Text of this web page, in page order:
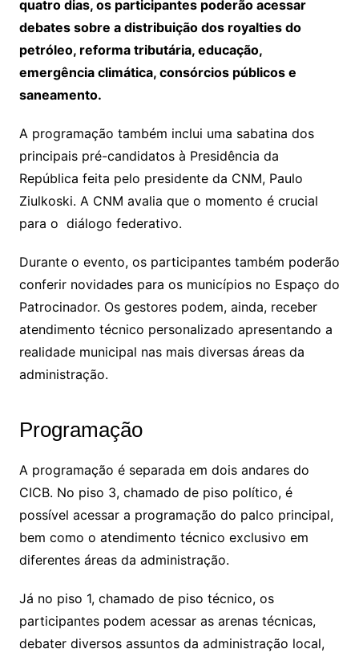
quatro dias, os participantes poderão acessar
debates sobre a distribuição dos royalties do
petróleo, reforma tributária, educação,
emergência climática, consórcios públicos e
saneamento.
A programação também inclui uma sabatina dos
principais pré-candidatos à Presidência da
República feita pelo presidente da CNM, Paulo
Ziulkoski. A CNM avalia que o momento é crucial
para o diálogo federativo.
Durante o evento, os participantes também poderão
conferir novidades para os municípios no Espaço do
Patrocinador. Os gestores podem, ainda, receber
atendimento técnico personalizado apresentando a
realidade municipal nas mais diversas áreas da
administração.
Programação
A programação é separada em dois andares do
CICB. No piso 3, chamado de piso político, é
possível acessar a programação do palco principal,
bem como o atendimento técnico exclusivo em
diferentes áreas da administração.
Já no piso 1, chamado de piso técnico, os
participantes podem acessar as arenas técnicas,
debater diversos assuntos da administração local,